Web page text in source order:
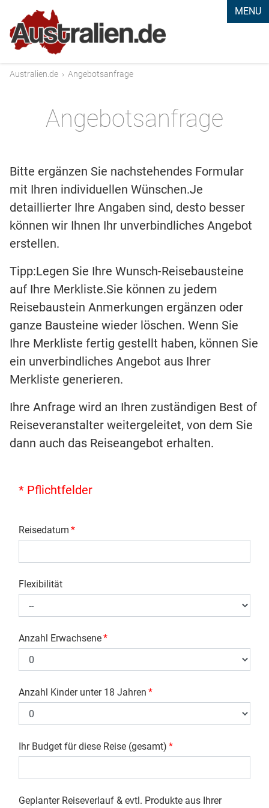
MENU
Australien.de › Angebotsanfrage
Angebotsanfrage
Bitte ergänzen Sie nachstehendes Formular
mit Ihren individuellen Wünschen.Je
detaillierter Ihre Angaben sind, desto besser
können wir Ihnen Ihr unverbindliches Angebot
erstellen.
Tipp:Legen Sie Ihre Wunsch-Reisebausteine
auf Ihre Merkliste.Sie können zu jedem
Reisebaustein Anmerkungen ergänzen oder
ganze Bausteine wieder löschen. Wenn Sie
Ihre Merkliste fertig gestellt haben, können Sie
ein unverbindliches Angebot aus Ihrer
Merkliste generieren.
Ihre Anfrage wird an Ihren zuständigen Best of
Reiseveranstalter weitergeleitet, von dem Sie
dann auch das Reiseangebot erhalten.
* Pflichtfelder
Reisedatum *
Flexibilität
Anzahl Erwachsene*
Anzahl Kinder unter 18 Jahren *
Ihr Budget für diese Reise (gesamt) *
Geplanter Reiseverlauf & evtl. Produkte aus Ihrer